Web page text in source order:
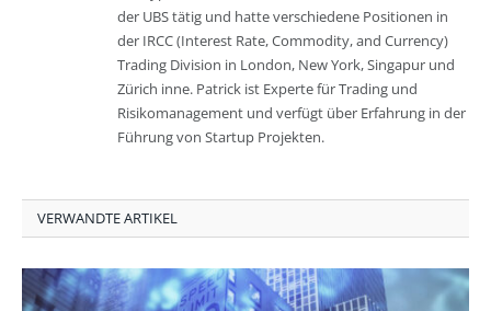
der UBS tätig und hatte verschiedene Positionen in
der IRCC (Interest Rate, Commodity, and Currency)
Trading Division in London, New York, Singapur und
Zürich inne. Patrick ist Experte für Trading und
Risikomanagement und verfügt über Erfahrung in der
Führung von Startup Projekten.
VERWANDTE ARTIKEL